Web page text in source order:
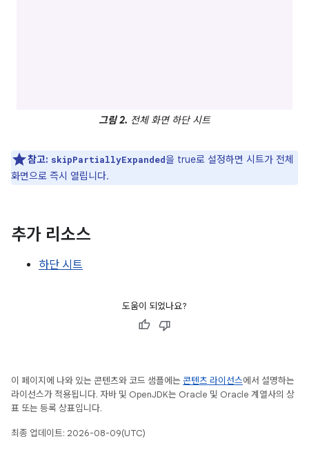
그림 2. 전체 화면 하단 시트
참고: skipPartiallyExpanded을 true로 설정하면 시트가 전체
화면으로 즉시 열립니다.
추가 리소스
하단 시트
도움이 되었나요?
이 페이지에 나와 있는 콘텐츠와 코드 샘플에는 콘텐츠 라이선스에서 설명하는
라이선스가 적용됩니다. 자바 및 OpenJDK는 Oracle 및 Oracle 계열사의 상
표 또는 등록 상표입니다.
최종 업데이트: 2026-08-09(UTC)